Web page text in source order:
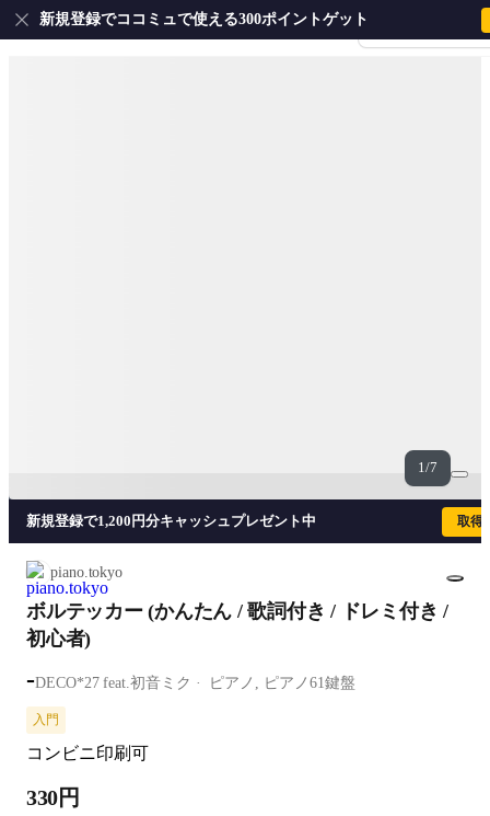
会員登録・ログイ
新規登録でココミュで使える300ポイントゲット
1/7
新規登録で1,200円分キャッシュプレゼント中 取得
piano.tokyo
ボルテッカー (かんたん / 歌詞付き / ドレミ付き /
初心者)
-DECO*27 feat.初音ミク ピアノ, ピアノ61鍵盤
入門
コンビニ印刷可
330円